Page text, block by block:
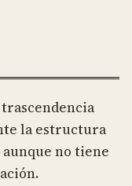
la estructura
no tiene